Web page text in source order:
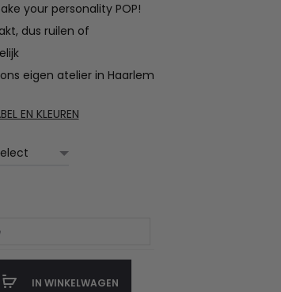
€32.95
your personality POP!
dus ruilen of
eigen atelier in Haarlem
EN KLEUREN
IN WINKELWAGEN